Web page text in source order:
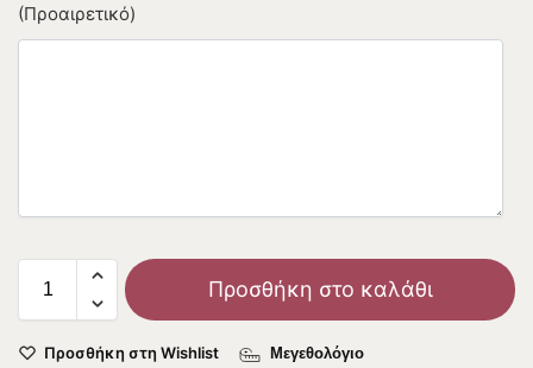
(Προαιρετικό)
Προσθήκη στο καλάθι
Προσθήκη στη Wishlist Μεγεθολόγιο